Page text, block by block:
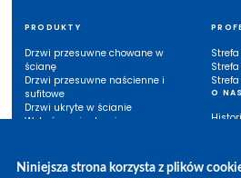
Niniejsza strona korzysta z plików
PRODUKTY
Drzwi przesuwne chowane w
ścianę
Drzwi przesuwne naścienne i
sufitowe
Drzwi ukryte w ścianie
Wykończenia drzwi
O NAS